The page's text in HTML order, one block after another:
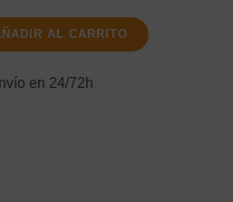
AL CARRITO
en 24/72h